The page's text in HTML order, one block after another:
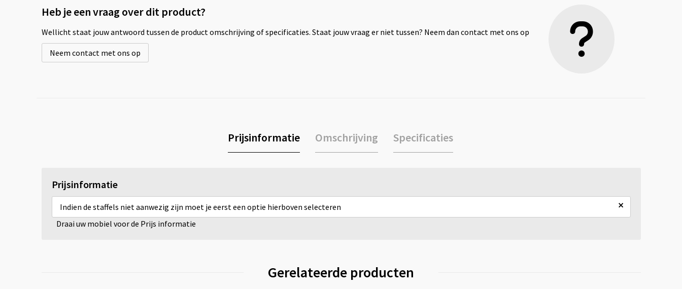
Heb je een vraag over dit product?
Wellicht staat jouw antwoord tussen de product omschrijving of specificaties. Staat jouw vraag er niet tussen? Neem dan contact met ons op
Neem contact met ons op
Prijsinformatie Omschrijving Specificaties
Prijsinformatie
Indien de staffels niet aanwezig zijn moet je eerst een optie hierboven selecteren ×
Draai uw mobiel voor de Prijs informatie
Gerelateerde producten